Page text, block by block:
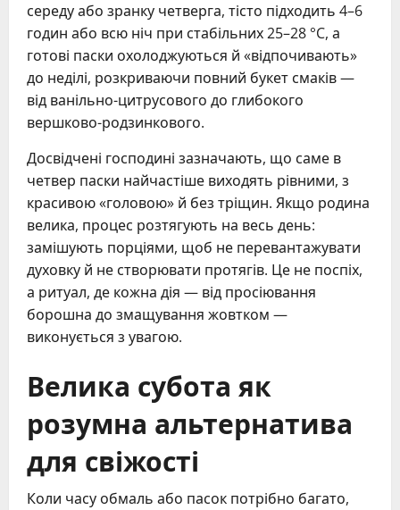
середу або зранку четверга, тісто підходить 4–6
годин або всю ніч при стабільних 25–28 °C, а
готові паски охолоджуються й «відпочивають»
до неділі, розкриваючи повний букет смаків —
від ванільно-цитрусового до глибокого
вершково-родзинкового.
Досвідчені господині зазначають, що саме в
четвер паски найчастіше виходять рівними, з
красивою «головою» й без тріщин. Якщо родина
велика, процес розтягують на весь день:
замішують порціями, щоб не перевантажувати
духовку й не створювати протягів. Це не поспіх,
а ритуал, де кожна дія — від просіювання
борошна до змащування жовтком —
виконується з увагою.
Велика субота як
розумна альтернатива
для свіжості
Коли часу обмаль або пасок потрібно багато,